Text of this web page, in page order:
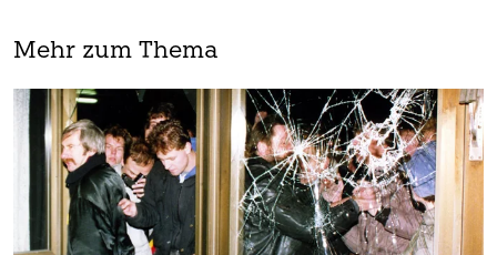
Mehr zum Thema